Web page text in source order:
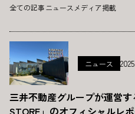
全ての記事ニュース メディア掲載
ニュース
三井不動産グループが運営す